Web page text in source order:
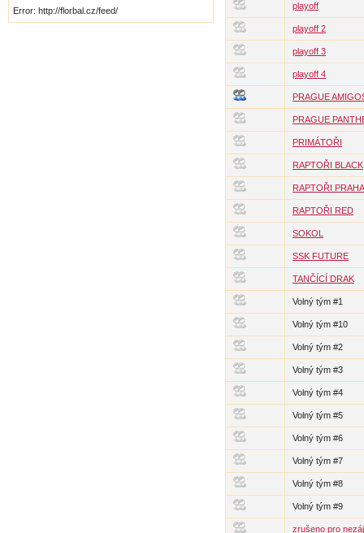
Error: http://florbal.cz/feed/ playoff
playoff 2
playoff 3
playoff 4
PRAGUE
PRAGUE
PRIMÁTOŘI
RAPTOŘI BLACK
RAPTOŘI PRAHA
RAPTOŘI RED
SOKOL
SSK FUTURE
TANČÍCÍ DRAK
Volný tým #1
Volný tým #10
Volný tým #2
Volný tým #3
Volný tým #4
Volný tým #5
Volný tým #6
Volný tým #7
Volný tým #8
Volný tým #9
zrušeno pro